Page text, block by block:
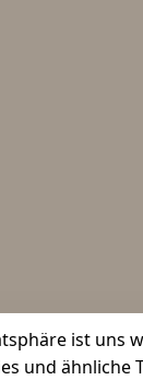
ist uns
und ähnliche